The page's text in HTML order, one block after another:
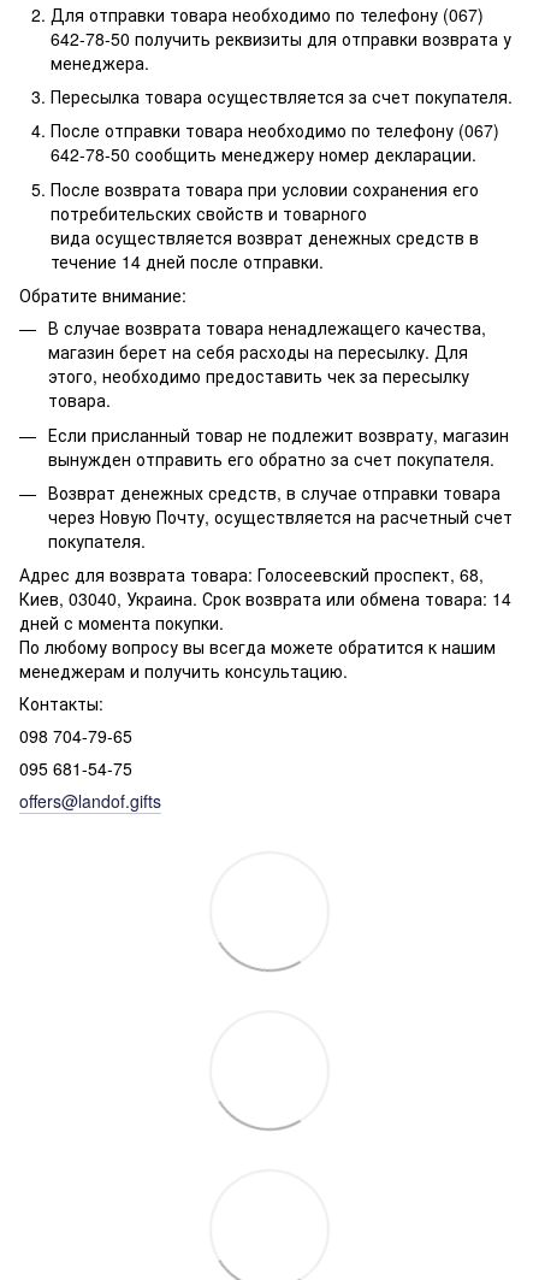
Для отправки товара необходимо по телефону (067)
642-78-50 получить реквизиты для отправки возврата у
менеджера.
Пересылка товара осуществляется за счет покупателя.
После отправки товара необходимо по телефону (067)
642-78-50 сообщить менеджеру номер декларации.
После возврата товара при условии сохранения его
потребительских свойств и товарного
вида осуществляется возврат денежных средств в
течение 14 дней после отправки.
Обратите внимание:
В случае возврата товара ненадлежащего качества,
магазин берет на себя расходы на пересылку. Для
этого, необходимо предоставить чек за пересылку
товара.
Если присланный товар не подлежит возврату, магазин
вынужден отправить его обратно за счет покупателя.
Возврат денежных средств, в случае отправки товара
через Новую Почту, осуществляется на расчетный счет
покупателя.
Адрес для возврата товара: Голосеевский проспект, 68,
Киев, 03040, Украина. Срок возврата или обмена товара: 14
дней с момента покупки.
По любому вопросу вы всегда можете обратится к нашим
менеджерам и получить консультацию.
Контакты:
098 704-79-65
095 681-54-75
offers@landof.gifts